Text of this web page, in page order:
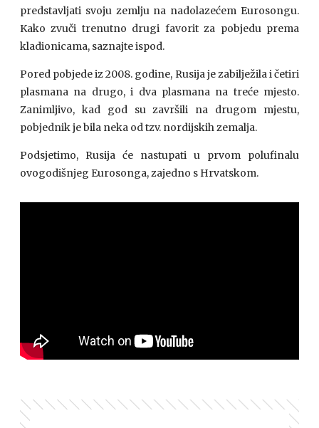
predstavljati svoju zemlju na nadolazećem Eurosongu.
Kako zvuči trenutno drugi favorit za pobjedu prema
kladionicama, saznajte ispod.
Pored pobjede iz 2008. godine, Rusija je zabilježila i četiri
plasmana na drugo, i dva plasmana na treće mjesto.
Zanimljivo, kad god su završili na drugom mjestu,
pobjednik je bila neka od tzv. nordijskih zemalja.
Podsjetimo, Rusija će nastupati u prvom polufinalu
ovogodišnjeg Eurosonga, zajedno s Hrvatskom.